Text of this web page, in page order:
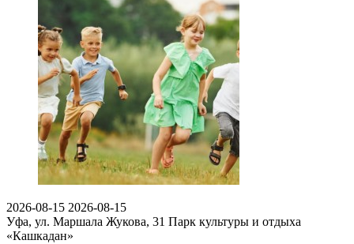
2026-08-15 2026-08-15
Уфа, ул. Маршала Жукова, 31 Парк культуры и отдыха
«Кашкадан»